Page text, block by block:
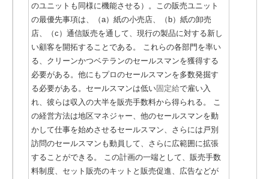
のユニットも同様に機能させる）。この販売ユニット
の最優先事項は、（a）紙の小売店、（b）紙の卸売
店、（c）通信販売を通して、現行の製品に対する新し
い顧客を開拓することである。 これらの各部門を率い
る、クリーンかつベテランのセールスマンを獲得する
必要がある。他にもプロのセールスマンを多数発掘す
る必要がある。セールスマンは低い固定給で雇い入
れ、彼らは収入の大半を販売手数料から得られる。
こ
の経営方法は地区マネジャー、他のセールスマンを動
かして仕事を始めさせるセールスマン、さらには戸別
訪問のセールスマンも動員して、さらに広範囲に拡張
することができる。 この計画の一端として、販売手数
料制度、セット販売のキットと販売促進、広告などが